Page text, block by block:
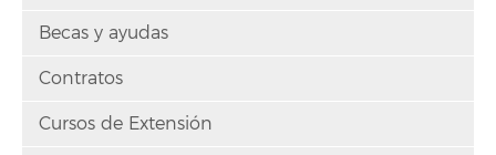
Becas y ayudas
Contratos
Cursos de Extensión